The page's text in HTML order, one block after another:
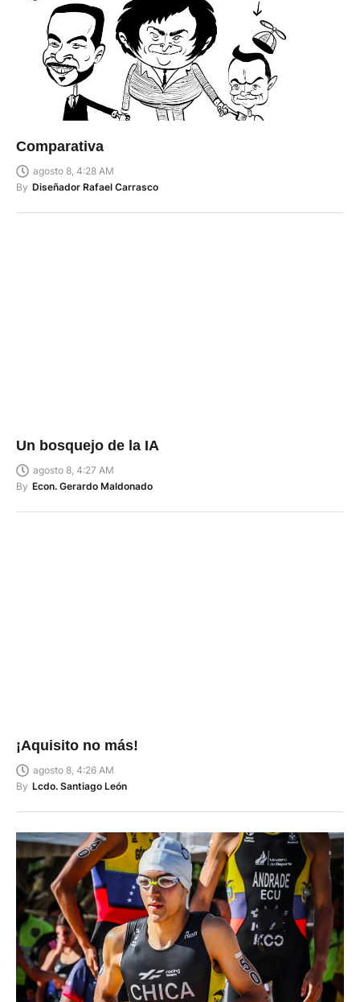
Comparativa
agosto 8, 4:28 AM
By Diseñador Rafael Carrasco
Un bosquejo de la IA
agosto 8, 4:27 AM
By Econ. Gerardo Maldonado
¡Aquisito no más!
agosto 8, 4:26 AM
By Lcdo. Santiago León